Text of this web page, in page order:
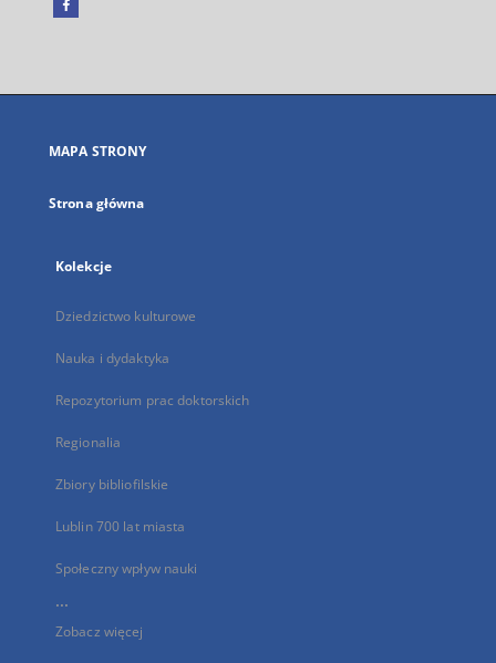
się
karcie
MAPA STRONY
Strona główna
Kolekcje
Dziedzictwo kulturowe
Nauka i dydaktyka
Repozytorium prac doktorskich
Regionalia
Zbiory bibliofilskie
Lublin 700 lat miasta
Społeczny wpływ nauki
...
Zobacz więcej